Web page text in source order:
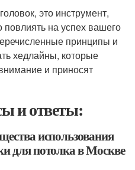
это инструмент,
на успех вашего
принципы и
хедлайны, которые
и приносят
и ответы:
использования
для потолка в Москве